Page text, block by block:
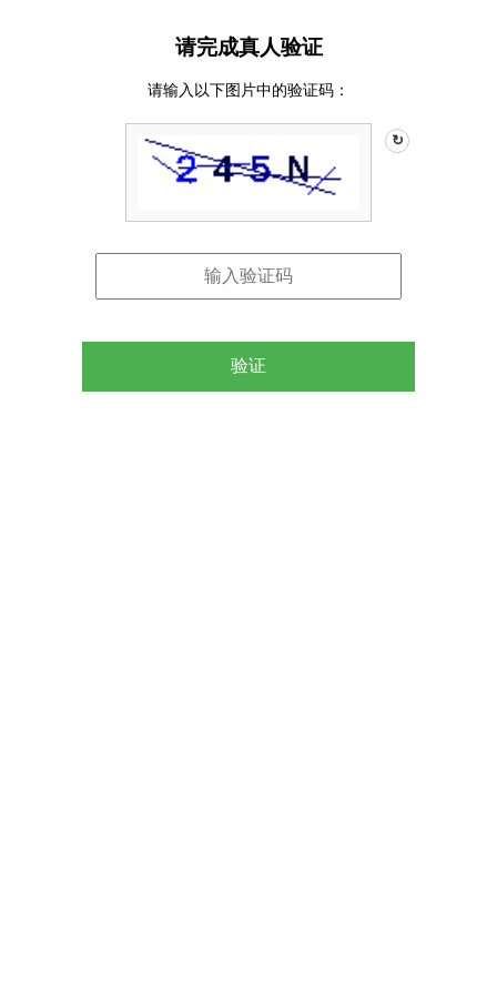
请完成真人验证
请输入以下图片中的验证码：
↻
验证